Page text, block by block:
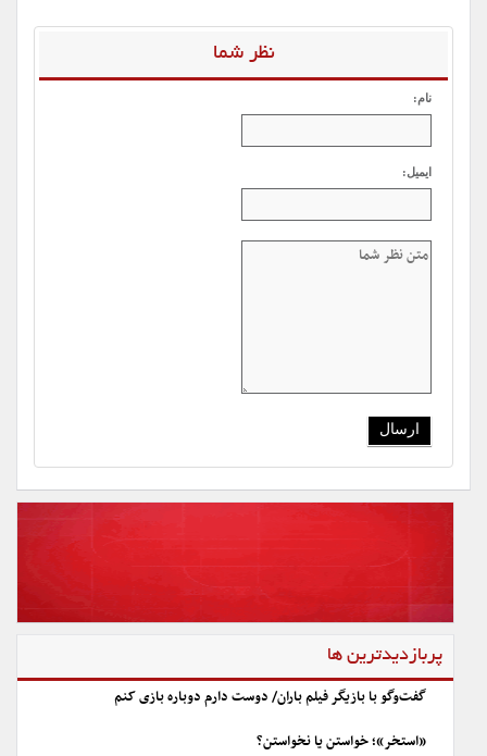
نظر شما
نام:
ایمیل:
پربازدیدترین ها
گفت‌وگو با بازیگر فیلم باران/ دوست دارم دوباره بازی کنم
«استخر»؛ خواستن یا نخواستن؟